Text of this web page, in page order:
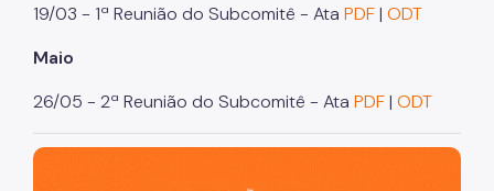
Fundo Municipal dos Direitos da Criança e do
19/03 - 1ª Reunião do Subcomitê - Ata PDF| ODT
Maio
26/05 - 2ª Reunião do Subcomitê - Ata PDF| ODT
São Paulo, cidade inteligente, resiliente e sustentável